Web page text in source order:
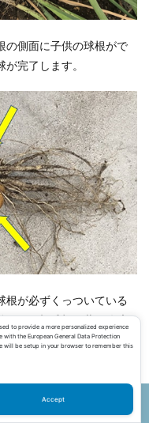
の側面に子供の球根がで
完了します。
根が必ずくっついている
して、親球根と共に冷暗
植えてあげることで、そ
できます。
to provide a more personalized experience
the European General Data Protection
will be setup in your browser to remember this
Accept